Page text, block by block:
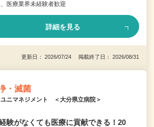
医療業界未経験者歓迎
詳細を見る
更新日： 2026/07/24 掲載終了日： 2026/08/31
・滅菌
ニマネジメント ＜大分県立病院＞
験がなくても医療に貢献できる！20